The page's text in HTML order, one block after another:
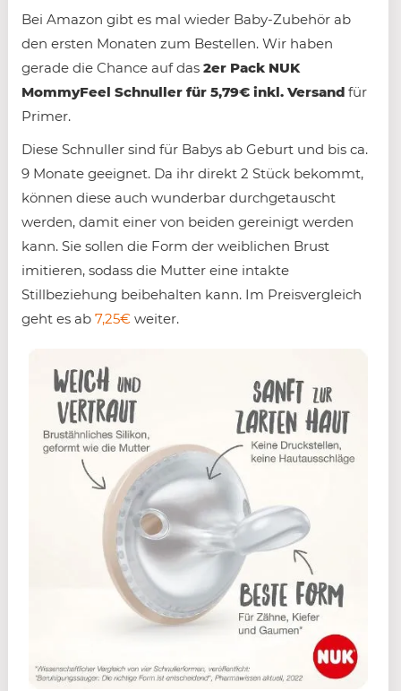
Bei Amazon gibt es mal wieder Baby-Zubehör ab
den ersten Monaten zum Bestellen. Wir haben
gerade die Chance auf das 2er Pack NUK
MommyFeel Schnuller für 5,79€ inkl. Versand für
Primer.
Diese Schnuller sind für Babys ab Geburt und bis ca.
9 Monate geeignet. Da ihr direkt 2 Stück bekommt,
können diese auch wunderbar durchgetauscht
werden, damit einer von beiden gereinigt werden
kann. Sie sollen die Form der weiblichen Brust
imitieren, sodass die Mutter eine intakte
Stillbeziehung beibehalten kann. Im Preisvergleich
geht es ab 7,25€ weiter.